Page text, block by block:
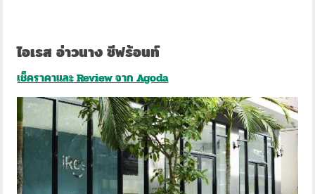
ไอเรส อ่าวนาง ซีฟร้อนท์
เช็คราคาและ Review จาก Agoda